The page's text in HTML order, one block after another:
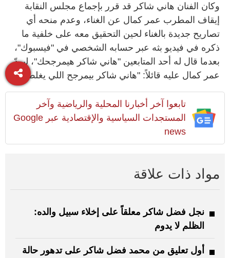
وكان الفنان هاني شاكر قد قرر بإجماع مجلس النقابة
إيقاف المطرب عمر كمال عن الغناء، وعدم منحه أي
تصاريح جديدة بالغناء لحين التحقيق معه على خلفية ما
ذكره في فيديو بثه عبر حسابه الشخصي في "فيسبوك"،
بعدما قال له أحد المتابعين "هاني شاكر هيمرجحك"، ليردّ
عمر كمال عليه قائلاً: "هاني شاكر بيمرجح اللي يغلط".
تابعوا آخر أخبارنا المحلية والرياضية وآخر
المستجدات السياسية والإقتصادية عبر Google
news
مواد ذات علاقة
نجل فضل شاكر معلقاً على إخلاء سبيل والده:
الظلم لا يدوم
أول تعليق من محمد فضل شاكر على تدهور حالة